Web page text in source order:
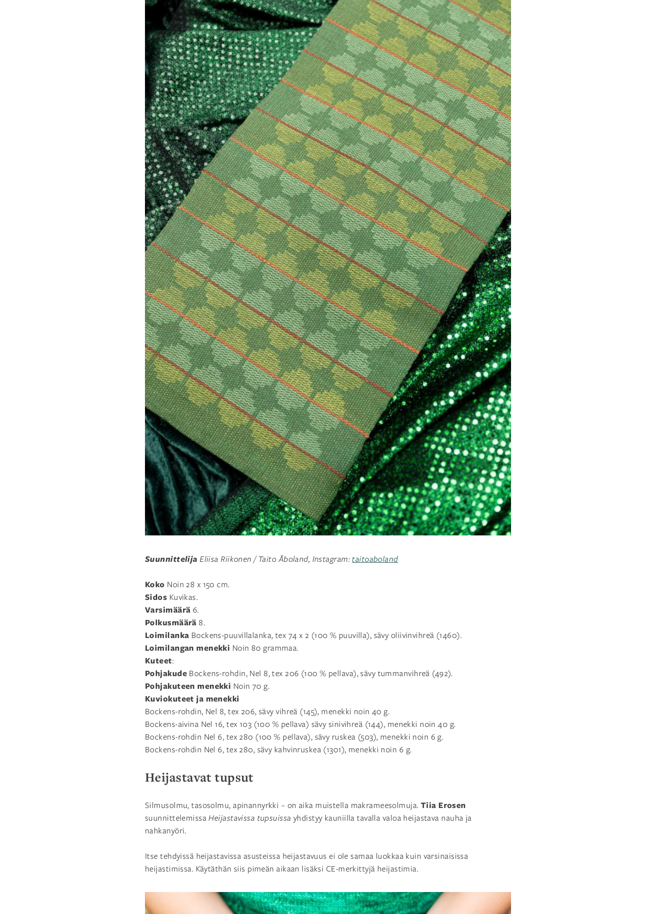
Suunnittelija Eliisa Riikonen / Taito Åboland, Instagram: taitoaboland
Koko Noin 28 x 150 cm.
Sidos Kuvikas.
Varsimäärä 6.
Polkusmäärä 8.
Loimilanka Bockens-puuvillalanka, tex 74 x 2 (100 % puuvilla), sävy oliivinvihreä (1460).
Loimilangan menekki Noin 80 grammaa.
Kuteet:
PohjakudeBockens-rohdin, Nel 8, tex 206 (100 % pellava), sävy tummanvihreä (492).
Pohjakuteen menekki Noin 70 g.
Kuviokuteet ja menekki
Bockens-rohdin, Nel 8, tex 206, sävy vihreä (145), menekki noin 40 g.
Bockens-aivina Nel 16, tex 103 (100 % pellava) sävy sinivihreä (144), menekki noin 40 g.
Bockens-rohdin Nel 6, tex 280 (100 % pellava), sävy ruskea (503), menekki noin 6 g.
Bockens-rohdin Nel 6, tex 280, sävy kahvinruskea (1301), menekki noin 6 g.
Heijastavat tupsut
Silmusolmu, tasosolmu, apinannyrkki – on aika muistella makrameesolmuja. Tiia Erosen
suunnittelemissaHeijastavissa tupsuissa yhdistyy kauniilla tavalla valoa heijastava nauha ja
nahkanyöri.
Itse tehdyissä heijastavissa asusteissa heijastavuus ei ole samaa luokkaa kuin varsinaisissa
heijastimissa. Käytäthän siis pimeän aikaan lisäksi CE-merkittyjä heijastimia.